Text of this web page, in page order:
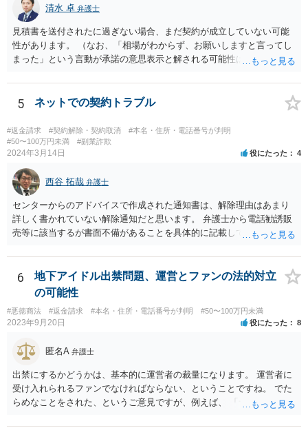
清水 卓 弁護士
見積書を送付されたに過ぎない場合、まだ契約が成立していない可能
性があります。 （なお、「相場がわからず、お願いしますと言ってし
まった」という言動が承諾の意思表示と解される可能性はあります
る余地があるかもしれません）。 いずれにしても、相手会社の実在
等に不安を感じるのであれば、相手方とのやりとりを一旦保留とし
て、見積書等の相手方の表示（名称、代表者名、住所等）を手がかり
に、法務局で商業•法人登記の登記事項証明書の入手を試みてみる方法
も考えられます（相手の会社が実在する会社なのか、やりとりしてい
る相手が代表権限を有しているのか等について、登記登録の有無や登
録内容を確かめることができます）。 【参考】法務局サイト https://w
ww.moj.go.jp/MINJI/houjintouki.html
5 ネットでの契約トラブル
#返金請求 #契約解除・契約取消
#本名・住所・電話番号が判明
#50〜100万円未満
#副業詐欺
2024年3月14日 役にたった 4
西谷 拓哉 弁護士
センターからのアドバイスで作成された通知書は、解除理由はあまり
詳しく書かれていない解除通知だと思います。 弁護士から電話勧誘販
売等に該当するが書面不備があることを具体的に記載して返金を求め
護士から通知書をおくっても返事がない、低い金額しか返金を提案し
てこない場合、裁判所に提訴することを検討する必要があります。 セ
ンターの方で、消費者事件を取り扱っている弁護士の紹介を受けられ
ないか一度確認してみてください。
6
地下アイドル出禁問題、運営とファンの法的対立
の可能性
#悪徳商法 #返金請求 #本名・住所・電話番号が判明 #50〜100万円未満
2023年9月20日 役にたった 8
匿名A 弁護士
出禁にするかどうかは、基本的に運営者の裁量になります。 運営者に
受け入れられるファンでなければならない、ということですね。 でた
らめなことをされた、というご意見ですが、例えば、 「サービスを購